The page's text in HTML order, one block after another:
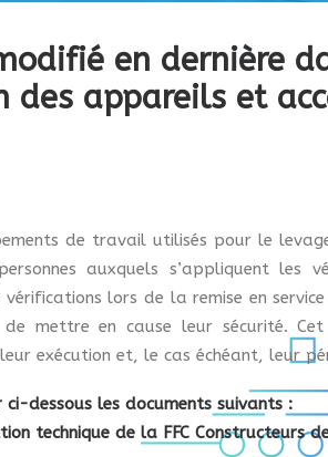
en dernière
appareils et
de travail utilisés pour le
auxquels s’appliquent les
lors de la remise en
de mettre en cause leur sécurité.
exécution et, le cas échéant, leur
dessous les documents suivants :
technique de la FFC Constructeurs